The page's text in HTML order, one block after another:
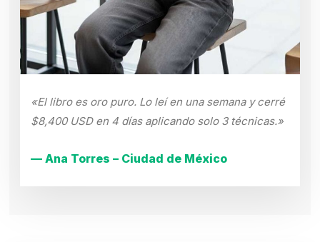
«El libro es oro puro. Lo leí en una semana y cerré
$8,400 USD en 4 días aplicando solo 3 técnicas.»
— Ana Torres – Ciudad de México